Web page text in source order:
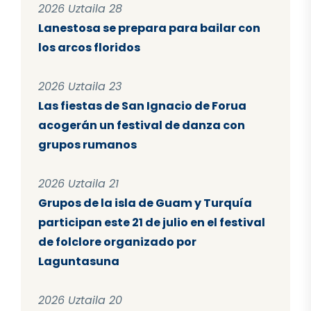
2026 Uztaila 28
Lanestosa se prepara para bailar con
los arcos floridos
2026 Uztaila 23
Las fiestas de San Ignacio de Forua
acogerán un festival de danza con
grupos rumanos
2026 Uztaila 21
Grupos de la isla de Guam y Turquía
participan este 21 de julio en el festival
de folclore organizado por
Laguntasuna
2026 Uztaila 20